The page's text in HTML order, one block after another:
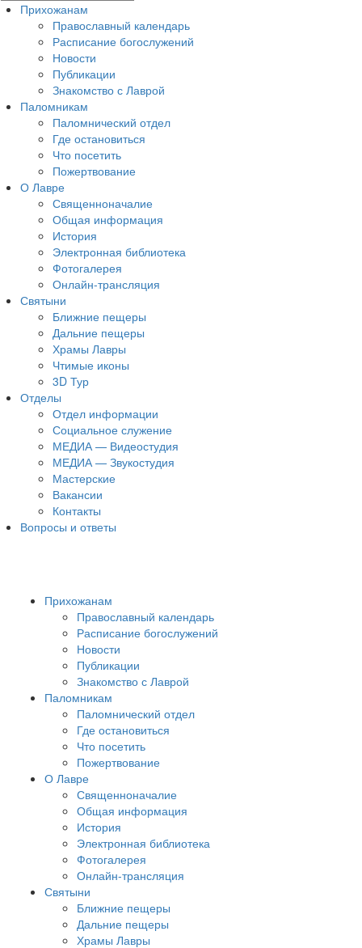
Прихожанам
Православный календарь
Расписание богослужений
Новости
Публикации
Знакомство с Лаврой
Паломникам
Паломнический отдел
Где остановиться
Что посетить
Пожертвование
О Лавре
Священноначалие
Общая информация
История
Электронная библиотека
Фотогалерея
Онлайн-трансляция
Святыни
Ближние пещеры
Дальние пещеры
Храмы Лавры
Чтимые иконы
3D Тур
Отделы
Отдел информации
Социальное служение
МЕДИА — Видеостудия
МЕДИА — Звукостудия
Мастерские
Вакансии
Контакты
Вопросы и ответы
Прихожанам
Православный календарь
Расписание богослужений
Новости
Публикации
Знакомство с Лаврой
Паломникам
Паломнический отдел
Где остановиться
Что посетить
Пожертвование
О Лавре
Священноначалие
Общая информация
История
Электронная библиотека
Фотогалерея
Онлайн-трансляция
Святыни
Ближние пещеры
Дальние пещеры
Храмы Лавры